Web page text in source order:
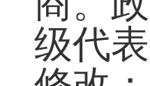
第十
商。